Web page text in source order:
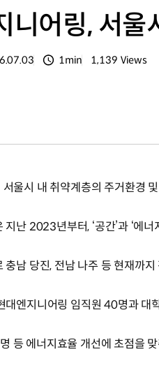
니어링, 서울
1min 1,139 Views
울시 내 취약계층의 주거환경
지난 2023년부터, ‘공간’과 ‘에
충남 당진, 전남 나주 등 현재까
대엔지니어링 임직원 40명과 대
등 에너지효율 개선에 초점을